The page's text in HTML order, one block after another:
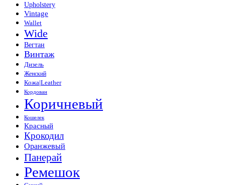
Upholstery
Vintage
Wallet
Wide
Вегтан
Винтаж
Дизель
Женский
Кожа|Leather
Кордован
Коричневый
Кошелек
Красный
Крокодил
Оранжевый
Панерай
Ремешок